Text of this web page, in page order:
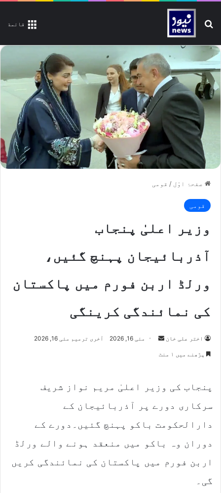
قائمة تلاش کیجیے
صفحۂ اوّل / قومی
قومی
وزیر اعلیٰ پنجاب
آذربائیجان پہنچ گئیں،
ورلڈ اربن فورم میں پاکستان
کی نمائندگی کرینگی
اختر علی خان
Send مئی 16, 2026 آخری ترمیم مئی 16, 2026
پڑھنے میں ۱ منٹ
پنجاب کی وزیر اعلیٰ مریم نواز شریف
سرکاری دورے پر آذربائیجان کے
دارالحکومت باکو پہنچ گئیں۔دورے کے
دوران وہ باکو میں منعقد ہونے والے ورلڈ
اربن فورم میں پاکستان کی نمائندگی کریں
گی۔